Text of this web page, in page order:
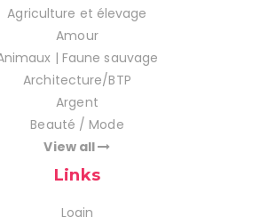
Agriculture et élevage
Amour
| Faune sauvage
Architecture/BTP
Argent
Beauté / Mode
View all
Links
Login